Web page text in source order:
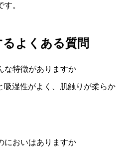
。
よくある質問
な特徴がありますか
湿性がよく、肌触りが柔らか
においはありますか